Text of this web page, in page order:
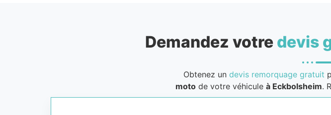
Demandez votre devis
Obtenez un devis remorquage gratuit
moto de votre véhicule à Eckbolsheim.